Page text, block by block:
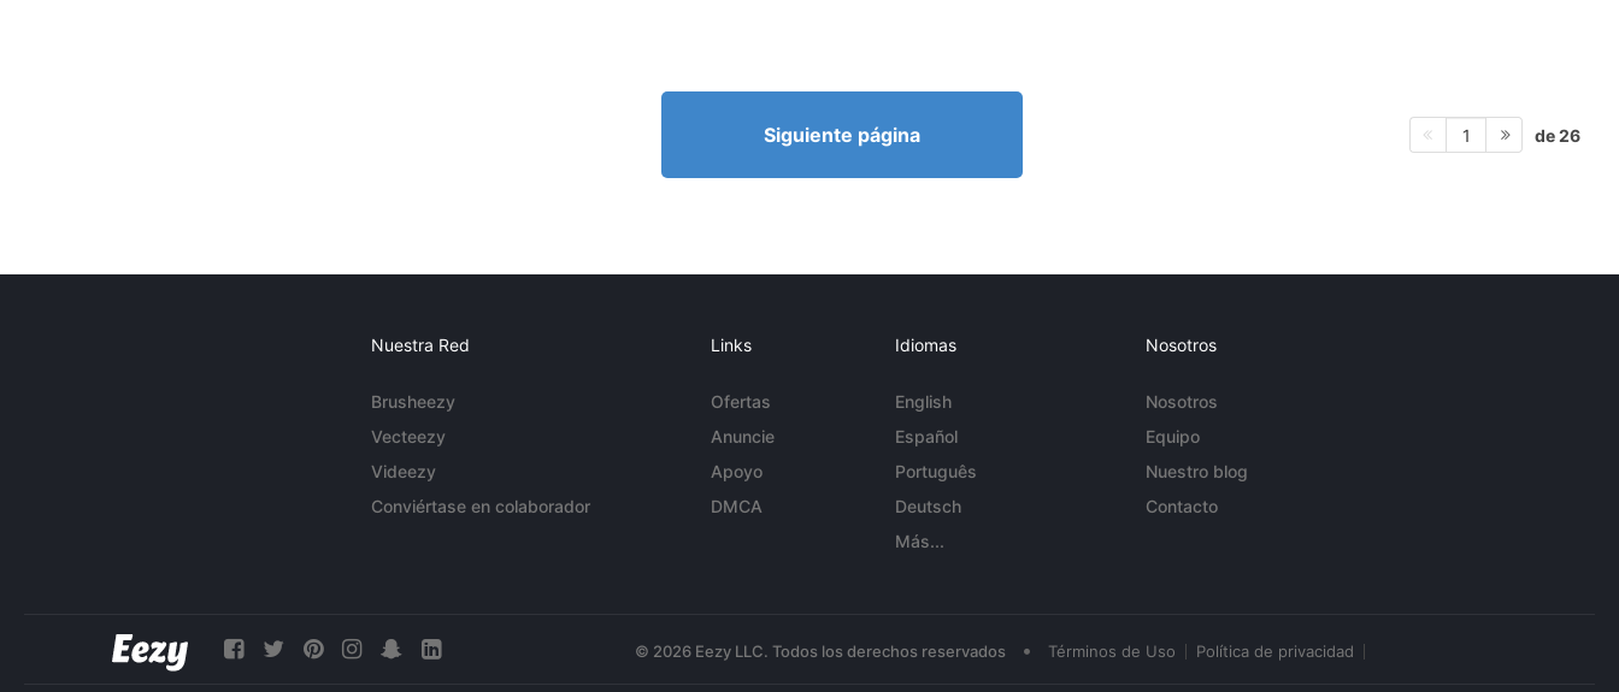
Siguiente página 1 de 26
Nuestra Red
Brusheezy
Vecteezy
Videezy
Conviértase en colaborador
Links
Ofertas
Anuncie
Apoyo
DMCA
Idiomas
English
Español
Português
Deutsch
Más...
Nosotros
Nosotros
Equipo
Nuestro blog
Contacto
© 2026 Eezy LLC. Todos los derechos reservados • Términos de Uso Política de privacidad